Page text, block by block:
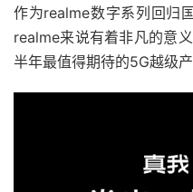
作为realme数字系列回归
realme来说有着非凡的意
半年最值得期待的5G越级产